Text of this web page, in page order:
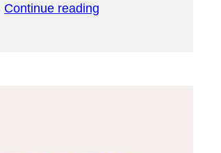
Continue reading